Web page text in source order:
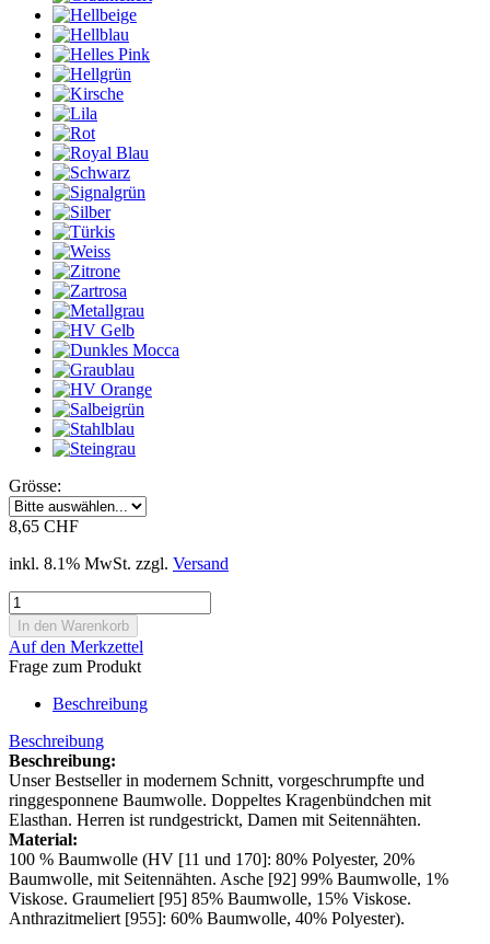
Grösse:
8,65 CHF
inkl. 8.1% MwSt. zzgl. Versand
Auf den Merkzettel
Frage zum Produkt
Beschreibung
Beschreibung
Beschreibung:
Unser Bestseller in modernem Schnitt, vorgeschrumpfte und
ringgesponnene Baumwolle. Doppeltes Kragenbündchen mit
Elasthan. Herren ist rundgestrickt, Damen mit Seitennähten.
Material:
100 % Baumwolle (HV [11 und 170]: 80% Polyester, 20%
Baumwolle, mit Seitennähten. Asche [92] 99% Baumwolle, 1%
Viskose. Graumeliert [95] 85% Baumwolle, 15% Viskose.
Anthrazitmeliert [955]: 60% Baumwolle, 40% Polyester).